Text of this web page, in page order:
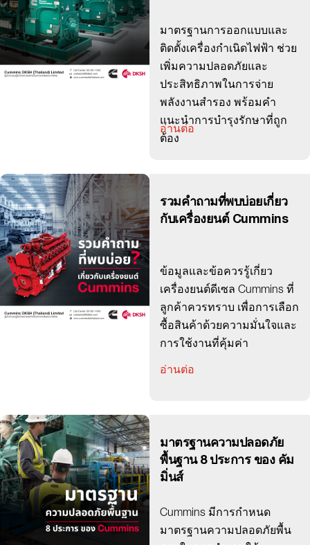
มาตรฐานการออกแบบและ
ติดตั้งเครื่องกำเนิดไฟฟ้า ช่วย
เพิ่มความปลอดภัยและ
ประสิทธิภาพในการจ่าย
พลังงานสำรอง พร้อมคำ
แนะนำการบำรุงรักษาที่ถูก
ต้อง
อ่านต่อ
รวมคำถามที่พบบ่อยเกี่ยว
กับเครื่องยนต์ Cummins
ข้อมูลและข้อควรรู้เกี่ยว
เครื่องยนต์ดีเซล Cummins ที่
ลูกค้าควรทราบ เพื่อการเลือก
ซื้อสินค้าด้วยความมั่นใจและ
การใช้งานที่คุ้มค่า
อ่านต่อ
มาตรฐานความปลอดภัย
พื้นฐาน 8 ประการ ของ คัม
มิ่นส์
Cummins มีการกำหนด
มาตรฐานความปลอดภัยพื้น